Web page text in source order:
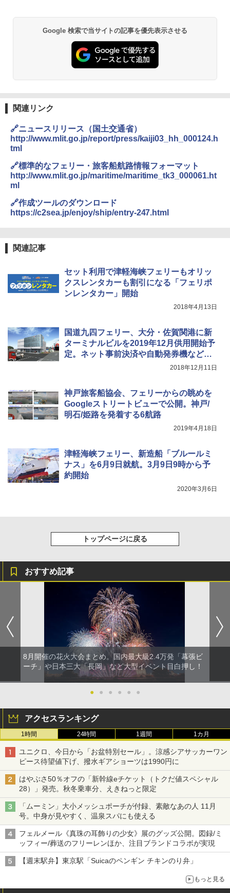
送
GRANDOOR ステンレス保冷剤 2個セット 2
BUNDOK(バンドック)ソロ ドーム 1 EX BDK
-08EX カーキ ソロキャンプ ポリエステル フ
DEWEL パラソル 大型 ビーチ アウトドアパ
ラソル ガーデン サイトシート付 折りたたみ
防水 UVカット 4段階高さ調整 軽量 収納袋付
ポインターライト 強力 小型 緑色/赤色/青紫色
USB充電式 高精度 超長距離照射 長時間使用
可能 安全ロック付き 高安全性 金属製耐久 コ
ンパクト多機能設計 持ち運び便利 アウトド
ア/オフィス/教育現場/展示会用 緑
￥1,180
Google 検索で当サイトの記事を優先表示させる
関連リンク
🔗ニュースリリース（国土交通省）
http://www.mlit.go.jp/report/press/kaiji03_hh_000124.h
tml
🔗標準的なフェリー・旅客船航路情報フォーマット
http://www.mlit.go.jp/maritime/maritime_tk3_000061.ht
ml
🔗作成ツールのダウンロード
https://c2sea.jp/enjoy/ship/entry-247.html
関連記事
セット利用で津軽海峡フェリーもオリッ
クスレンタカーも割引になる「フェリポ
ンレンタカー」開始
2018年4月13日
国道九四フェリー、大分・佐賀関港に新
ターミナルビルを2019年12月供用開始予
定。ネット事前決済や自動発券機なども
2018年12月11日
神戸旅客船協会、フェリーからの眺めを
Googleストリートビューで公開。神戸/
明石/姫路を発着する6航路
2019年4月18日
津軽海峡フェリー、新造船「ブルールミ
ナス」を6月9日就航。3月9日9時から予
約開始
2020年3月6日
トップページに戻る
おすすめ記事
8月開催の花火大会まとめ。国内最大級2.4万発「幕張ビ
ーチ」や日本三大「長岡」など大型イベント目白押し！
● ● ● ● ● ●
アクセスランキング
1時間 24時間 1週間 1カ月
ユニクロ、今日から「お盆特別セール」。涼感シアサッカーワン
ピース待望値下げ、撥水ギアショーツは1990円に
はやぶさ50％オフの「新幹線eチケット（トクだ値スペシャル
28）」発売。秋冬乗車分、えきねっと限定
「ムーミン」大小メッシュポーチが付録、素敵なあの人 11月
号。中身が見やすく、温泉スパにも使える
フェルメール《真珠の耳飾りの少女》展のグッズ公開。図録/ミ
ッフィー/葬送のフリーレンほか、注目ブランドコラボが実現
【週末駅弁】東京駅「Suicaのペンギン チキンのり弁」
もっと見る